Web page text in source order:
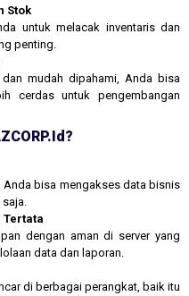
Stok
untuk melacak inventaris dan
penting.
mudah dipahami, Anda bisa
cerdas untuk pengembangan
bisa mengakses data bisnis
saja.
Tertata
dengan aman di server yang
data dan laporan.
di berbagai perangkat, baik itu